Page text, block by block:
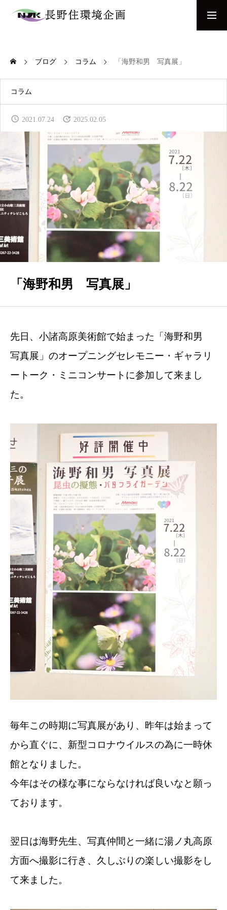
当社について
NEW BUILD
REFORM & RENOVATION
リフォーム・リノベーションをお考えの方へ
WORKS
施工事例
VOICE
お客様の声
FAQ
住まいと心の関係
BLOG
お役立ちブログ
ブログ コラム 「海野和男 写真展」
コラム
2021.07.24 2025.02.05
「海野和男 写真展」
先日、小諸高原美術館で始まった「海野和男
写真展」のオープニングセレモニー・ギャラリ
ートーク・ミニコンサートに参加して来まし
た。
毎年この時期に写真展があり、昨年は始まって
から直ぐに、新型コロナウイルスの為に一時休
館となりました。
今年はその様な事にならなければ良いなと願っ
ております。
翌日は海野先生、写真仲間と一緒に湯ノ丸高原
方面へ撮影に行き、久しぶりの楽しい撮影をし
て来ました。